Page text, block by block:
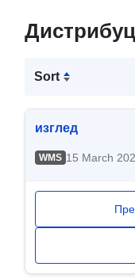
Sort
изглед
WMS 15 March